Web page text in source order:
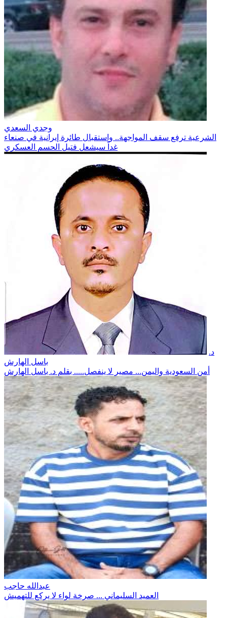
وجدي السعدي
الشرعية ترفع سقف المواجهة.. واستقبال طائرة إيرانية في صنعاء
غداً سيشعل فتيل الحسم العسكري
د.
باسل الهارش
أمن السعودية واليمن... مصير لا ينفصل..... بقلم د. باسل الهارش
عبدالله حاجب
العميد السليماني ... صرخة لواء لا يركع للتهميش